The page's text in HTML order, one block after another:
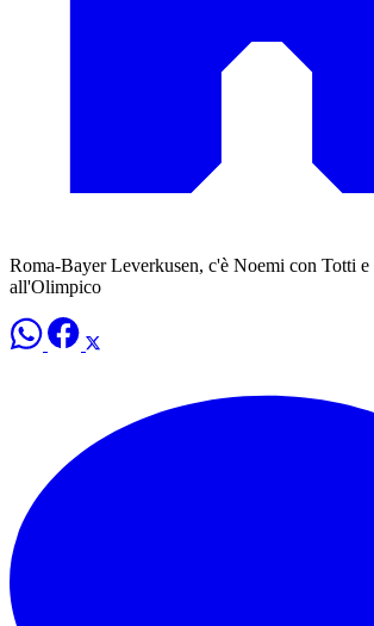
Roma-Bayer Leverkusen, c'è Noemi con Totti e
all'Olimpico